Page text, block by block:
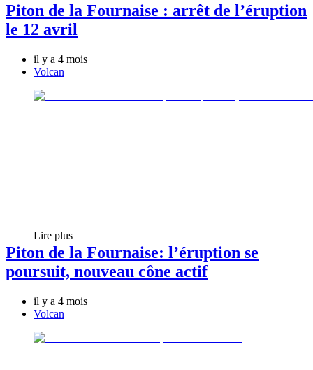
Piton de la Fournaise : arrêt de l’éruption
le 12 avril
il y a 4 mois
Volcan
Lire plus
Piton de la Fournaise: l’éruption se
poursuit, nouveau cône actif
il y a 4 mois
Volcan